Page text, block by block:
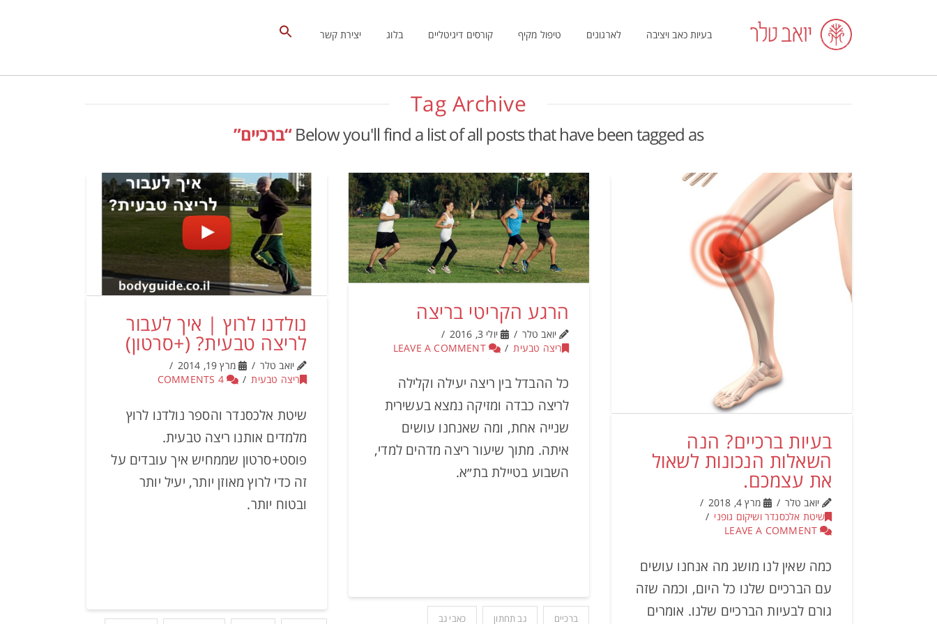
בעיות כאב ויציבה לארגונים טיפול מקיף קורסים דיגיטליים בלוג יצירת קשר
Search
for:
Search Button
Tag Archive
Below you'll find a list of all posts that have been tagged as “ברכיים”
בעיות ברכיים? הנה
השאלות הנכונות לשאול
את עצמכם.
יואב טלר
מרץ 4, 2018
שיטת אלכסנדר ושיקום גופני
LEAVE A COMMENT
כמה שאין לנו מושג מה אנחנו עושים
עם הברכיים שלנו כל היום, וכמה שזה
גורם לבעיות הברכיים שלנו. אומרים
הרגע הקריטי בריצה
יואב טלר
יולי 3, 2016
ריצה טבעית
LEAVE A COMMENT
כל ההבדל בין ריצה יעילה וקלילה
לריצה כבדה ומזיקה נמצא בעשירית
שנייה אחת, ומה שאנחנו עושים
איתה. מתוך שיעור ריצה מדהים למדי,
השבוע בטיילת בת״א.
ברכיים גב תחתון כאבי גב
נולדנו לרוץ | איך לעבור
לריצה טבעית? (+סרטון)
יואב טלר
מרץ 19, 2014
ריצה טבעית
4 COMMENTS
שיטת אלכסנדר והספר נולדנו לרוץ
מלמדים אותנו ריצה טבעית.
פוסט+סרטון שממחיש איך עובדים על
זה כדי לרוץ מאוזן יותר, יעיל יותר
ובטוח יותר.